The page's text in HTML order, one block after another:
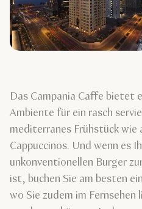
Das Campania Caffe bietet
Ambiente für ein rasch
mediterranes Frühstück wie
Cappuccinos. Und wenn es
unkonventionellen Burger
ist, buchen Sie am besten
wo Sie zudem im